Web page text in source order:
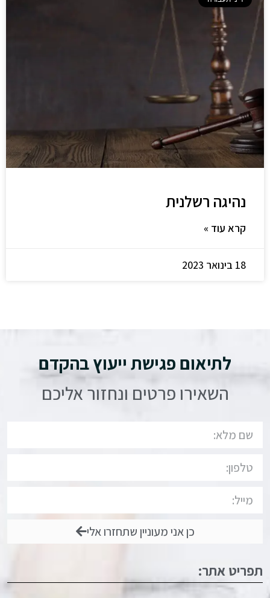
נהיגה רשלנית
קרא עוד »
18 בינואר 2023
לתיאום פגישת ייעוץ בהקדם
השאירו פרטים ונחזור אליכם
כן אני מעוניין שתחזרו אלי
תפריט אתר: